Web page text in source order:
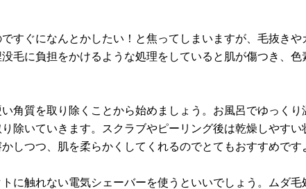
すぐになんとかしたい！と焦ってしまいますが、毛抜き
毛に負担をかけるような処理をしていると肌が傷つき、
角質を取り除くことから始めましょう。お風呂でゆっく
除いていきます。スクラブやピーリング後は乾燥しやす
しつつ、肌を柔らかくしてくれるのでとてもおすすめです
に触れない電気シェーバーを使うといいでしょう。ムダ